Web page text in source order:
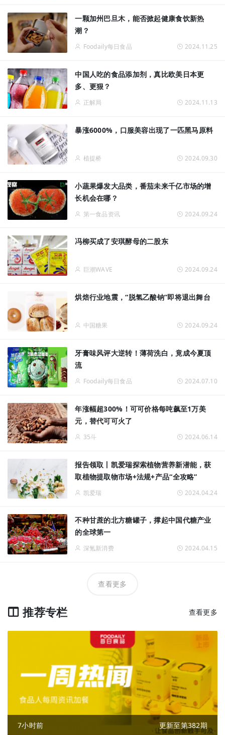
一颗加州巴旦木，能否掀起健康食饮新热
潮？
Foodaily每日食品 2024.11.25
中国人吃的食品添加剂，真比欧美日本更
多、更狠？
正解局 2024.11.13
暴涨6000%，口服美容出现了一匹黑马原料
植提桥 2024.09.30
小蔬果爆发大品类，番茄未来千亿市场的增
长机会在哪？
第一食品资讯 2024.09.24
冯柳买成了安琪酵母的二股东
巨潮WAVE 2024.09.24
烘焙行业地震，“脱氢乙酸钠”即将退出舞台
中国糖果 2024.09.24
牙膏味风评大逆转！薄荷洗白，竟成今夏顶
流
Foodaily每日食品 2024.07.10
年涨幅超300%！可可价格每吨飙至1万美
元，替代可可火了
35斗 2024.06.14
报告领取丨凯爱瑞探索植物营养新潜能，获
取植物提取物市场+法规+产品“全攻略”
凯爱瑞 2024.04.24
不种甘蔗的北方糖罐子，撑起中国代糖产业
的全球第一
深氪新消费 2024.04.15
查看更多
推荐专栏 查看更多
7小时前 更新至第382期